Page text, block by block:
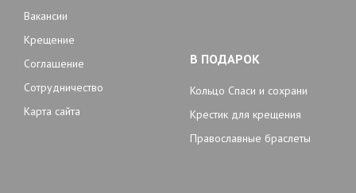
Вакансии
Крещение
Соглашение
Сотрудничество
Карта сайта
В ПОДАРОК
Кольцо Спаси и сохрани
Крестик для крещения
Православные браслеты